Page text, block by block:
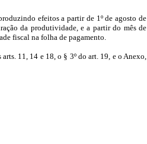
efeitos a partir de 1º de agosto de
da produtividade, e a partir do mês de
fiscal na folha de pagamento.
11, 14 e 18, o § 3º do art. 19, e o Anexo,